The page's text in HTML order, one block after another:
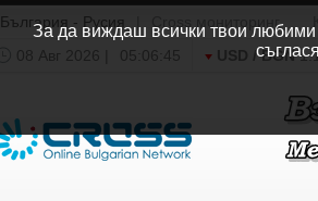
България - Русия Cross мониторинг
08 Авг 2026 |
05:06:46 USD / BGN
За да виждаш всички твои любими